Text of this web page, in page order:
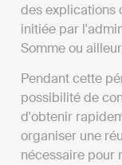
des explications
initiée par
Somme ou
Pendant cette
possibilité de
d'obtenir
organiser une
nécessaire pour